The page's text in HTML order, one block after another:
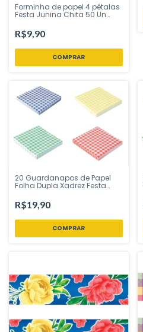
Forminha de papel 4 pétalas
Festa Junina Chita 50 Un
Festa Loja
R$9,90
20 Guardanapos de Papel
Folha Dupla Xadrez Festa
Festas - Inspire sua Festa
Loja
R$19,90
COMPRAR